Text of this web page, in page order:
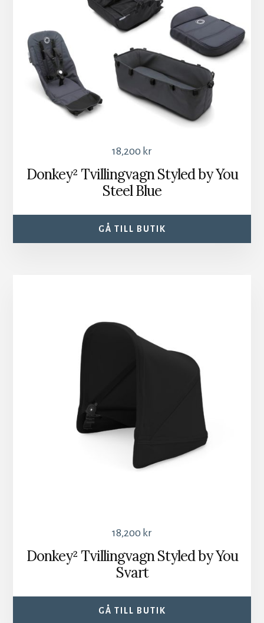
18,200 kr
Donkey² Tvillingvagn Styled by You
Steel Blue
GÅ TILL BUTIK
18,200 kr
Donkey² Tvillingvagn Styled by You
Svart
GÅ TILL BUTIK